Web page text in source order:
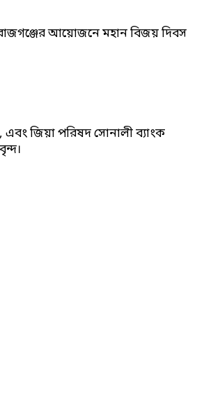
আয়োজনে মহান বিজয় দিবস
জিয়া পরিষদ সোনালী ব্যাংক